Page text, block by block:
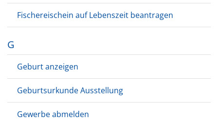
Fischereischein auf Lebenszeit beantragen
G
Geburt anzeigen
Geburtsurkunde Ausstellung
Gewerbe abmelden